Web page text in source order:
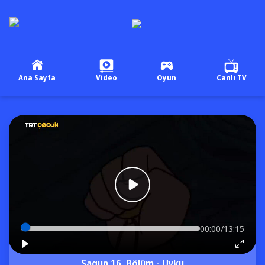
Ana Sayfa Video Oyun Canlı TV
00:00/13:15